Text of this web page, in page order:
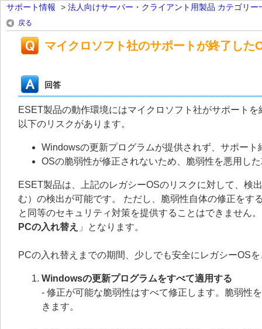
サポート情報 > 法人向けサーバー・クライアント用製品 カテゴリー
戻る
マイクロソフト社のサポートが終了し
回答
ESET製品の動作環境にはマイクロソフト社がサポート
以下のリスクがあります。
Windowsの更新プログラムが提供されず、サポー
OSの脆弱性が修正されないため、脆弱性を悪用し
ESET製品は、上記のレガシーOSのリスクに対して、検
む）の検出が可能です。 ただし、脆弱性自体の修正を
と同等のセキュリティ対策を提供することはできません
PCの入れ替え 」となります。
PCの入れ替えまでの期間、少しでも安全にレガシーOS
Windowsの更新プログラムをすべて適用する
- 修正が可能な脆弱性はすべて修正します。脆弱性
きます。